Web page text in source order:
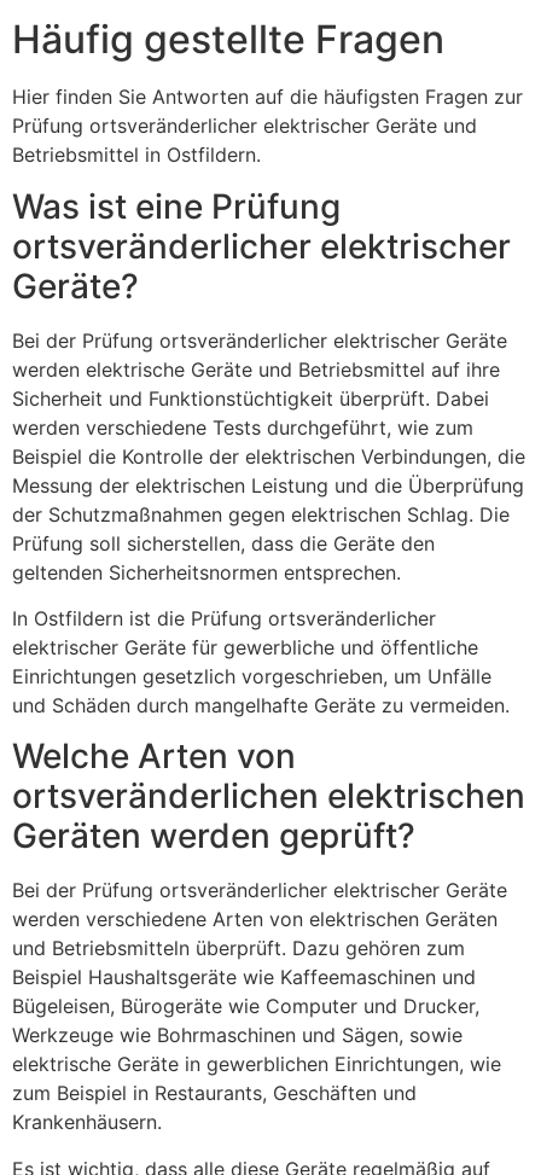
Häufig gestellte Fragen
Hier finden Sie Antworten auf die häufigsten Fragen zur
Prüfung ortsveränderlicher elektrischer Geräte und
Betriebsmittel in Ostfildern.
Was ist eine Prüfung
ortsveränderlicher elektrischer
Geräte?
Bei der Prüfung ortsveränderlicher elektrischer Geräte
werden elektrische Geräte und Betriebsmittel auf ihre
Sicherheit und Funktionstüchtigkeit überprüft. Dabei
werden verschiedene Tests durchgeführt, wie zum
Beispiel die Kontrolle der elektrischen Verbindungen, die
Messung der elektrischen Leistung und die Überprüfung
der Schutzmaßnahmen gegen elektrischen Schlag. Die
Prüfung soll sicherstellen, dass die Geräte den
geltenden Sicherheitsnormen entsprechen.
In Ostfildern ist die Prüfung ortsveränderlicher
elektrischer Geräte für gewerbliche und öffentliche
Einrichtungen gesetzlich vorgeschrieben, um Unfälle
und Schäden durch mangelhafte Geräte zu vermeiden.
Welche Arten von
ortsveränderlichen elektrischen
Geräten werden geprüft?
Bei der Prüfung ortsveränderlicher elektrischer Geräte
werden verschiedene Arten von elektrischen Geräten
und Betriebsmitteln überprüft. Dazu gehören zum
Beispiel Haushaltsgeräte wie Kaffeemaschinen und
Bügeleisen, Bürogeräte wie Computer und Drucker,
Werkzeuge wie Bohrmaschinen und Sägen, sowie
elektrische Geräte in gewerblichen Einrichtungen, wie
zum Beispiel in Restaurants, Geschäften und
Krankenhäusern.
Es ist wichtig, dass alle diese Geräte regelmäßig auf